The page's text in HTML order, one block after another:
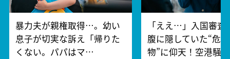
暴力夫が親権取得…。幼い
息子が切実な訴え「帰りた
くない。パパはマ…
「ええ…」入国審査
腹に隠していた“危
物”に仰天！空港騒